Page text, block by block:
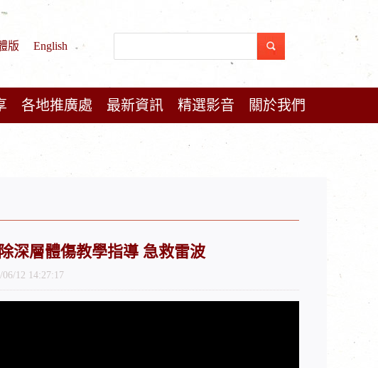
版 English
各地推廣處 最新資訊 精選影音 關於我們
深層體傷教學指導 急救雷波
12 14:27:17